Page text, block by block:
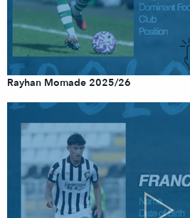
Rayhan Momade 2025/26